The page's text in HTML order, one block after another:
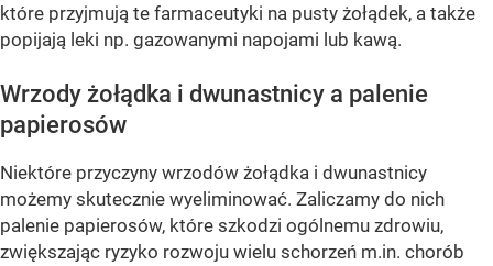
które przyjmują te farmaceutyki na pusty żołądek, a także
popijają leki np. gazowanymi napojami lub kawą.
Wrzody żołądka i dwunastnicy a palenie
papierosów
Niektóre przyczyny wrzodów żołądka i dwunastnicy
możemy skutecznie wyeliminować. Zaliczamy do nich
palenie papierosów, które szkodzi ogólnemu zdrowiu,
zwiększając ryzyko rozwoju wielu schorzeń m.in. chorób